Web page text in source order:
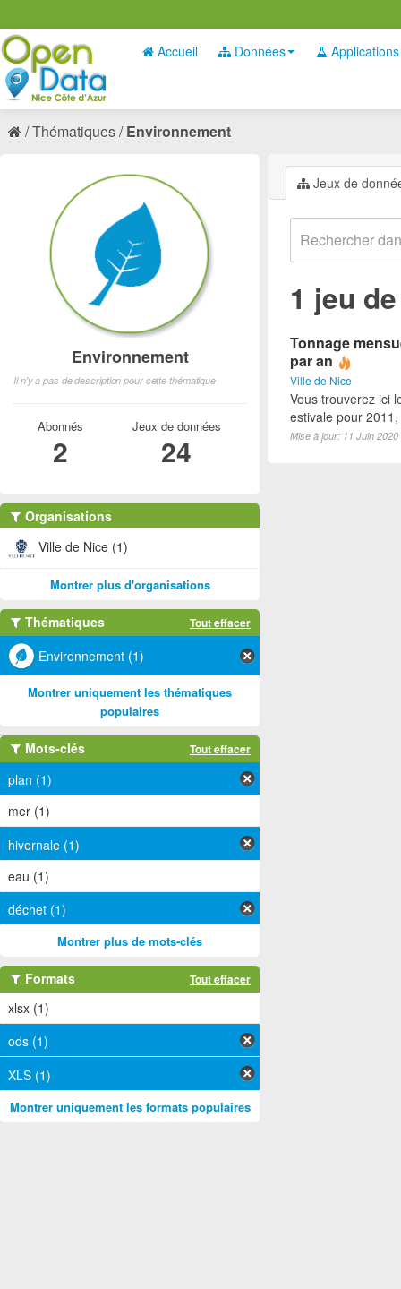
Accueil Données Applications
Thématiques Environnement
Jeux de
1 jeu
Tonnage
par an
Ville de Nice
Vous trouverez ici
estivale pour
Mise à jour: 11 Juin 2020
Environnement
Il n'y a pas de description pour cette thématique
Abonnés
2
Jeux de données
24
Organisations
Ville de Nice (1)
Montrer plus d'organisations
Thématiques Tout effacer
Environnement (1)
Montrer uniquement les thématiques
populaires
Mots-clés Tout effacer
plan (1)
mer (1)
hivernale (1)
eau (1)
déchet (1)
Montrer plus de mots-clés
Formats Tout effacer
xlsx (1)
ods (1)
XLS (1)
Montrer uniquement les formats populaires